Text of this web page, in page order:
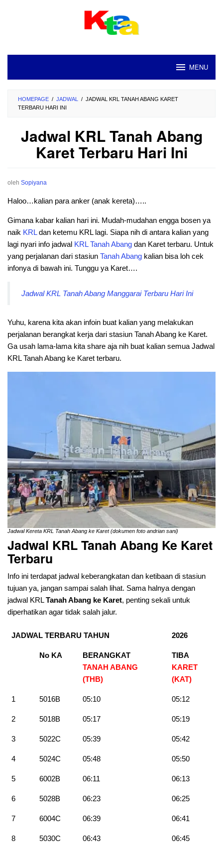
MENU
HOMEPAGE / JADWAL / JADWAL KRL TANAH ABANG KARET
TERBARU HARI INI
Jadwal KRL Tanah Abang
Karet Terbaru Hari Ini
oleh Sopiyana
Haloo…kalian para anker (anak kereta)…..
Gimana kabar kalian hari ini. Mudah-mudahan engga bosen ya
naik KRLdan ketemu KRL lagi. Siapa nih di antara kalian yang
lagi nyari info jadwal KRL TanahAbang dan Karet terbaru. Untuk
yang perjalanan dari stasiun TanahAbang kalian bisa loh cek
infonya di bawah ini. Tunggu ya Karet….
Jadwal KRL Tanah Abang Manggarai Terbaru Hari Ini
Yuhu, karena kita akan infoin buat kalian yang melakukan
perjalanan berangkat kerja dari stasiun Tanah Abang ke Karet.
Ga usah lama-lama kita share aja nih buat kalian semua Jadwal
KRL Tanah Abang ke Karet terbaru.
Jadwal Kereta KRL Tanah Abang ke Karet (dokumen foto andrian sani)
Jadwal KRL Tanah Abang Ke Karet
Terbaru
Info ini terdapat jadwal keberangkatan dan ketibaan di stasiun
tujuan ya, jangan sampai salah lihat. Sama halnya dengan
jadwal KRLTanah Abang ke Karet, penting sekali untuk
diperhatikan agar tidak salah jalur.
JADWAL TERBARU TAHUN 2026
No KA
BERANGKAT
TANAH ABANG
(THB)
TIBA
KARET
(KAT)
1 5016B 05:10 05:12
2 5018B 05:17 05:19
3 5022C 05:39 05:42
4 5024C 05:48 05:50
5 6002B 06:11 06:13
6 5028B 06:23 06:25
7 6004C 06:39 06:41
8 5030C 06:43 06:45